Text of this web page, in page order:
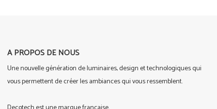
A PROPOS DE NOUS
Une nouvelle génération de luminaires, design et technologiques qui
vous permettent de créer les ambiances qui vous ressemblent.